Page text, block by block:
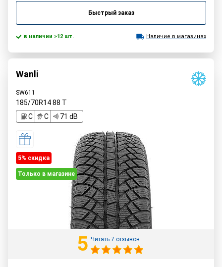
Быстрый заказ
в наличии >12 шт. Наличие в магазинах
Wanli
SW611
185/70R1488 T
C
C 71 dB
5% cкидка
Только в магазине
5 Читать 7 отзывов